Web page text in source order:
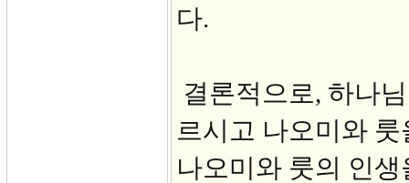
다.
결론적으로, 하나
르시고 나오미와
나오미와 룻의 인